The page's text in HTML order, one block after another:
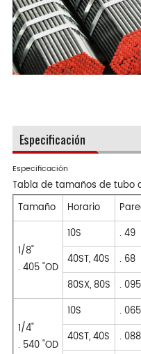
Especificación
Especificación
Tabla de tamaños de tubo
Tamaño
Horario
1/8"
. 405 "OD
10S . 49
40ST, 40S
. 68
80SX, 80S
. 095
1/4"
. 540 "OD
10S . 065
40ST, 40S
. 088